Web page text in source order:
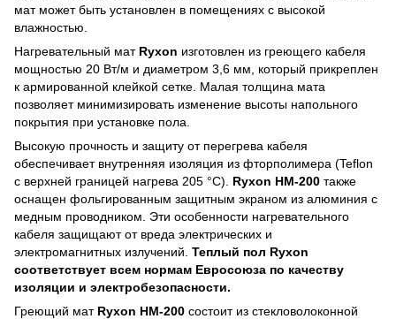
мат может быть установлен в помещениях с высокой
влажностью.
Нагревательный мат Ryxon изготовлен из греющего кабеля
мощностью 20 Вт/м и диаметром 3,6 мм, который прикреплен
к армированной клейкой сетке. Малая толщина мата
позволяет минимизировать изменение высоты напольного
покрытия при установке пола.
Высокую прочность и защиту от перегрева кабеля
обеспечивает внутренняя изоляция из фторполимера (Teflon
с верхней границей нагрева 205 °C). Ryxon HM-200 также
оснащен фольгированным защитным экраном из алюминия с
медным проводником. Эти особенности нагревательного
кабеля защищают от вреда электрических и
электромагнитных излучений. Теплый пол Ryxon
соответствует всем нормам Евросоюза по качеству
изоляции и электробезопасности.
Греющий мат Ryxon HM-200 состоит из стекловолоконной